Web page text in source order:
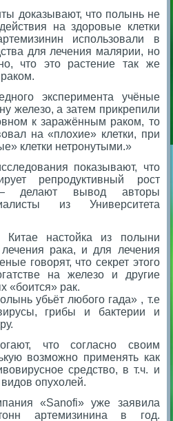
доказывают, что полынь не
на здоровые клетки
использовали в
для лечения малярии, но
что это растение так же
эксперимента учёные
железо, а затем прикрепили
к заражённым раком, то
на «плохие» клетки, при
клетки нетронутыми.»
показывают, что
репродуктивный рост
делают вывод авторы
из Университета
настойка из полыни
рака, и для лечения
говорят, что секрет этого
на железо и другие
«боится» рак.
убьёт любого гада» , т.е
грибы и бактерии и
что согласно своим
возможно применять как
средство, в т.ч. и
опухолей.
«Sanofi» уже заявила
артемизинина в год.